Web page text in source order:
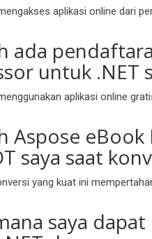
aplikasi online dari
ada
untuk .NET
aplikasi online
Aspose
saya saat
yang kuat ini
saya